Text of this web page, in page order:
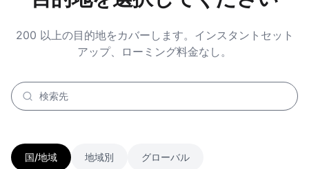
200 以上の目的地をカバーします。インスタントセット
アップ、ローミング料金なし。
国/地域 地域別 グローバル